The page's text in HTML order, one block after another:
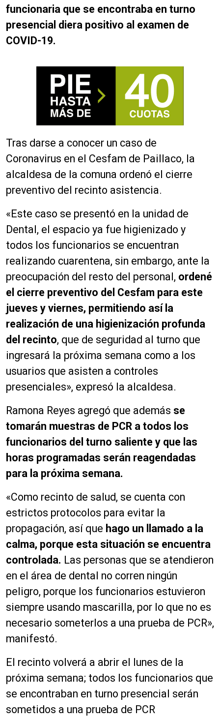
funcionaria que se encontraba en turno
presencial diera positivo al examen de
COVID-19.
Tras darse a conocer un caso de
Coronavirus en el Cesfam de Paillaco, la
alcaldesa de la comuna ordenó el cierre
preventivo del recinto asistencia.
«Este caso se presentó en la unidad de
Dental, el espacio ya fue higienizado y
todos los funcionarios se encuentran
realizando cuarentena, sin embargo, ante la
preocupación del resto del personal, ordené
el cierre preventivo del Cesfam para este
jueves y viernes, permitiendo así la
realización de una higienización profunda
del recinto, que de seguridad al turno que
ingresará la próxima semana como a los
usuarios que asisten a controles
presenciales», expresó la alcaldesa.
Ramona Reyes agregó que además se
tomarán muestras de PCR a todos los
funcionarios del turno saliente y que las
horas programadas serán reagendadas
para la próxima semana.
«Como recinto de salud, se cuenta con
estrictos protocolos para evitar la
propagación, así que hago un llamado a la
calma, porque esta situación se encuentra
controlada. Las personas que se atendieron
en el área de dental no corren ningún
peligro, porque los funcionarios estuvieron
siempre usando mascarilla, por lo que no es
necesario someterlos a una prueba de PCR»,
manifestó.
El recinto volverá a abrir el lunes de la
próxima semana; todos los funcionarios que
se encontraban en turno presencial serán
sometidos a una prueba de PCR